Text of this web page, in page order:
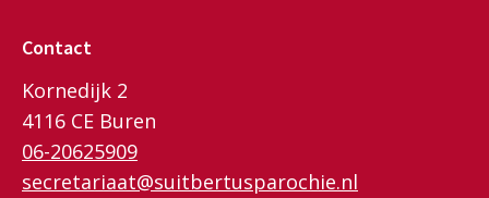
Contact
Kornedijk 2
4116 CE Buren
06-20625909
secretariaat@suitbertusparochie.nl